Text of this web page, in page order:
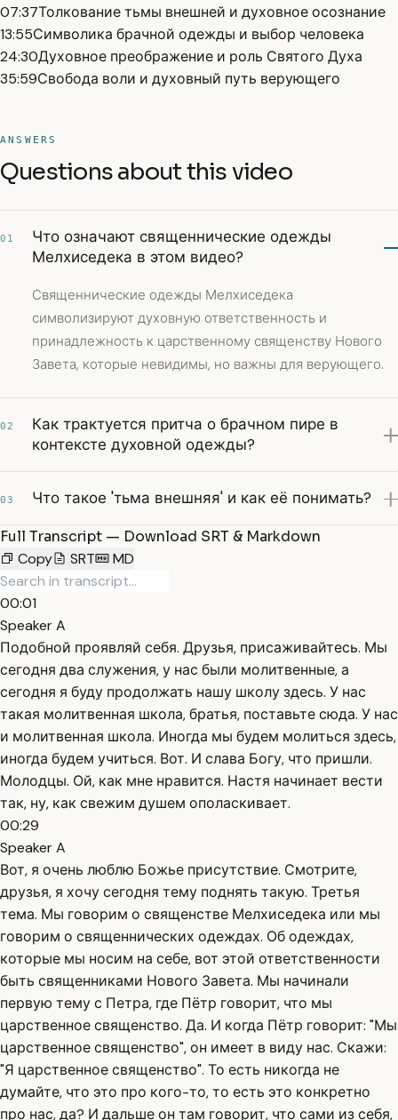
07:37Толкование тьмы внешней и духовное осознание
13:55Символика брачной одежды и выбор человека
24:30Духовное преображение и роль Святого Духа
35:59Свобода воли и духовный путь верующего
ANSWERS
Questions about this video
01
Что означают священнические одежды
Мелхиседека в этом видео?
Священнические одежды Мелхиседека
символизируют духовную ответственность и
принадлежность к царственному священству Нового
Завета, которые невидимы, но важны для верующего.
02
Как трактуется притча о брачном пире в
контексте духовной одежды?
03 Что такое 'тьма внешняя' и как её понимать?
Full Transcript — Download SRT & Markdown
Copy
SRT MD
00:01
Speaker A
Подобной проявляй себя. Друзья, присаживайтесь. Мы
сегодня два служения, у нас были молитвенные, а
сегодня я буду продолжать нашу школу здесь. У нас
такая молитвенная школа, братья, поставьте сюда. У нас
и молитвенная школа. Иногда мы будем молиться здесь,
иногда будем учиться. Вот. И слава Богу, что пришли.
Молодцы. Ой, как мне нравится. Настя начинает вести
так, ну, как свежим душем ополаскивает.
00:29
Speaker A
Вот, я очень люблю Божье присутствие. Смотрите,
друзья, я хочу сегодня тему поднять такую. Третья
тема. Мы говорим о священстве Мелхиседека или мы
говорим о священнических одеждах. Об одеждах,
которые мы носим на себе, вот этой ответственности
быть священниками Нового Завета. Мы начинали
первую тему с Петра, где Пётр говорит, что мы
царственное священство. Да. И когда Пётр говорит: "Мы
царственное священство", он имеет в виду нас. Скажи:
"Я царственное священство". То есть никогда не
думайте, что это про кого-то, то есть это конкретно
про нас, да? И дальше он там говорит, что сами из себя,